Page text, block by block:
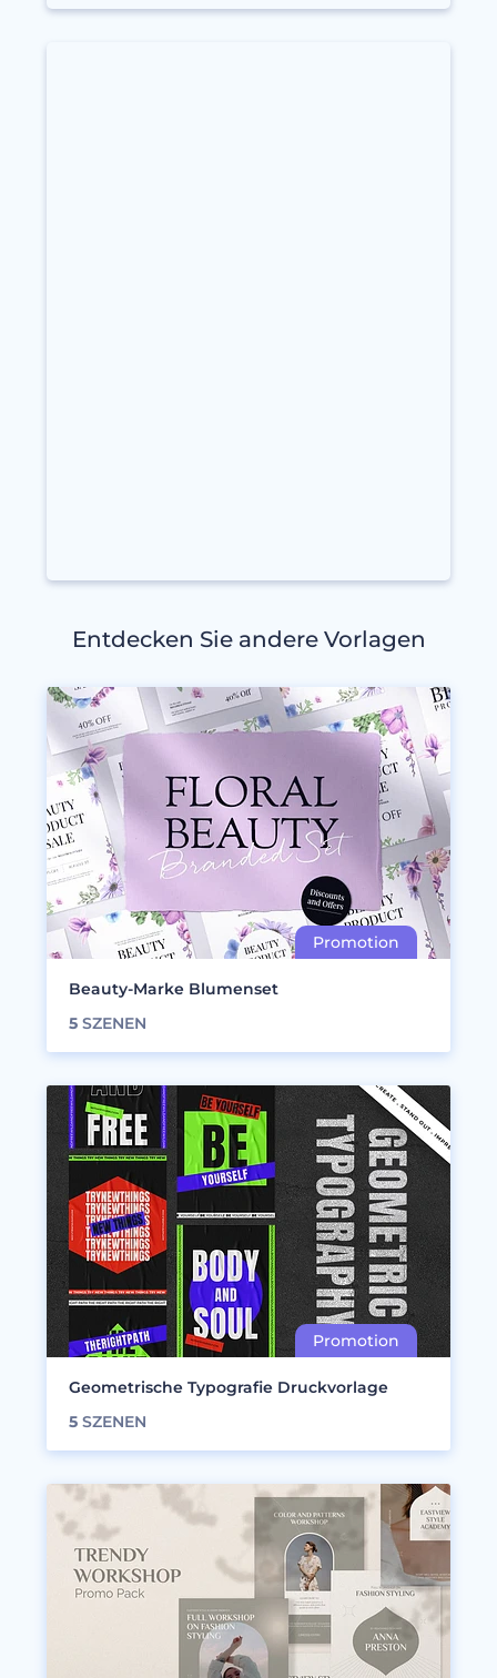
Entdecken Sie andere Vorlagen
Beauty-Marke Blumenset
5 SZENEN
Geometrische Typografie Druckvorlage
5 SZENEN